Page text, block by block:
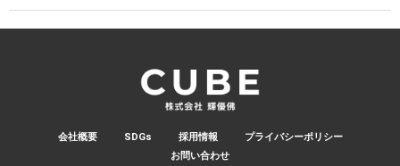
会社概要 SDGs 採用情報
プライバシーポリシー
お問い合わせ